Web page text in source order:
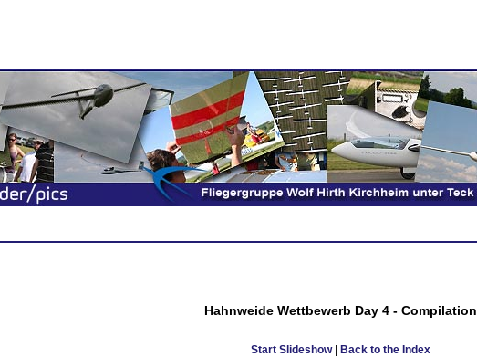
Hahnweide Wettbewerb Day 4 - Compilation
Start Slideshow| Back to the Index